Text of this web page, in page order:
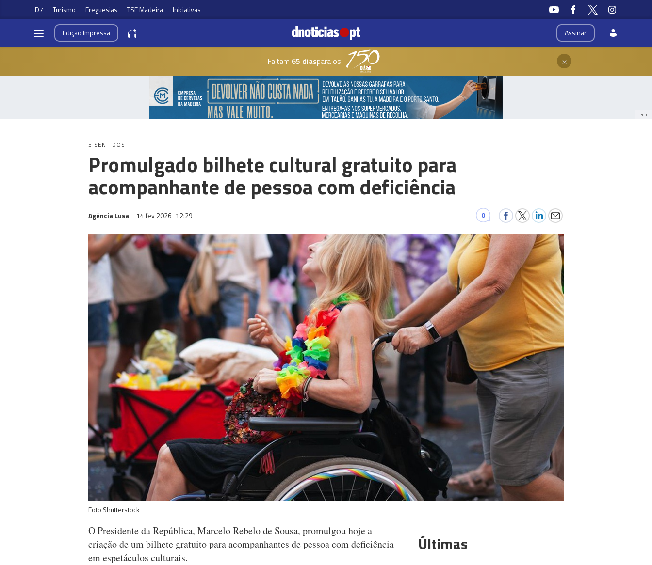
D7 Turismo Freguesias TSF Madeira Iniciativas
Assinar
EdiçãoImpressa
Faltam 65 diaspara os ×
PUB
5 SENTIDOS
Promulgado bilhete cultural gratuito para
acompanhante de pessoa com deficiência
Agência Lusa 14 fev 2026 12:29 0
Foto Shutterstock
O Presidente da República, Marcelo Rebelo de Sousa, promulgou hoje a
criação de um bilhete gratuito para acompanhantes de pessoa com deficiência
em espetáculos culturais.
Últimas